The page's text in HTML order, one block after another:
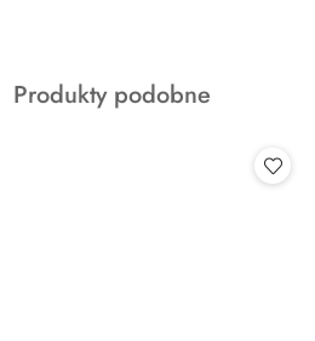
Produkty
Produkty podobne